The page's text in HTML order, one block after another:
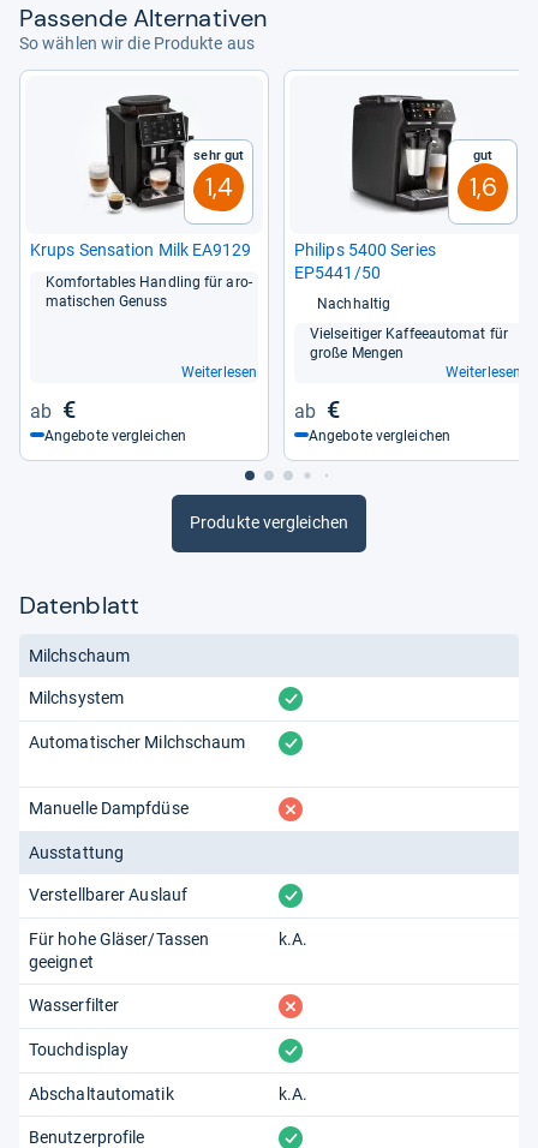
Pas­sende Alter­na­ti­ven
So wählen wir die Produkte aus
Sehr gut
1,4
Krups Sen­sa­tion Milk EA9129
Kom­for­ta­bles Hand­ling für aro­
ma­ti­schen Genuss
Weiterlesen
€
Angebote vergleichen
Gut
1,6
Phi­lips 5400 Series
EP5441/50
Nachhaltig
Viel­sei­ti­ger Kaf­fee­au­to­mat für
große Men­gen
Weiterlesen
€
Angebote vergleichen
Produkte vergleichen
Datenblatt
Milchschaum
Milchsystem vorhanden
Automatischer Milchschaum vorhanden
Manuelle Dampfdüse fehlt
Ausstattung
Verstellbarer Auslauf vorhanden
Für hohe Gläser/Tassen
geeignet
k.A.
Wasserfilter fehlt
Touchdisplay vorhanden
Abschaltautomatik k.A.
Benutzerprofile vorhanden